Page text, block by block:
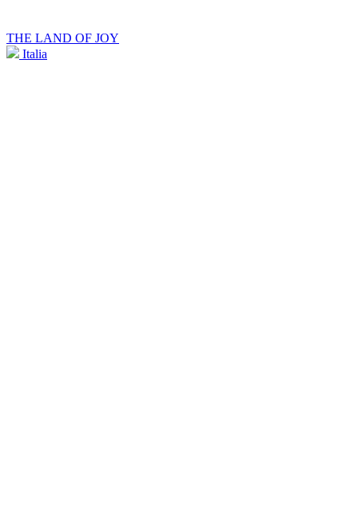
THE LAND OF JOY
Italia